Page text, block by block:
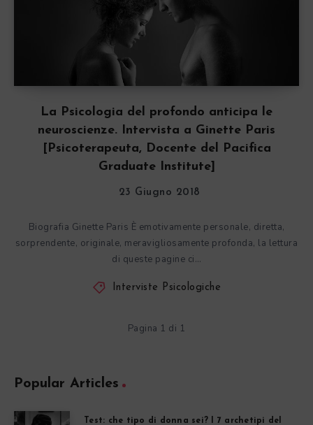
La Psicologia del profondo anticipa le
neuroscienze. Intervista a Ginette Paris
[Psicoterapeuta, Docente del Pacifica
Graduate Institute]
23 Giugno 2018
Biografia Ginette Paris È emotivamente personale, diretta,
sorprendente, originale, meravigliosamente profonda, la lettura
di queste pagine ci…
Interviste Psicologiche
Pagina 1 di 1
Popular Articles
Test: che tipo di donna sei? I 7 archetipi del